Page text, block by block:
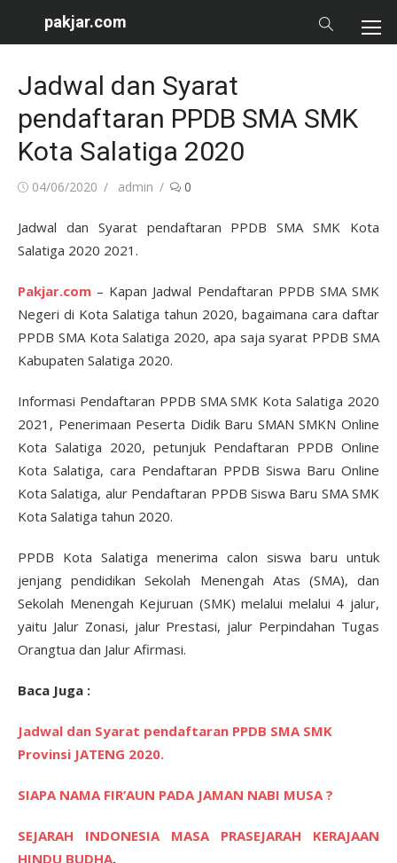
pakjar.com
Jadwal dan Syarat
pendaftaran PPDB SMA SMK
Kota Salatiga 2020
Posted
04/06/2020 Author
admin 0
Jadwal dan Syarat pendaftaran PPDB SMA SMK Kota
Salatiga 2020 2021.
Pakjar.com – Kapan Jadwal Pendaftaran PPDB SMA SMK
Negeri di Kota Salatiga tahun 2020, bagaimana cara daftar
PPDB SMA Kota Salatiga 2020, apa saja syarat PPDB SMA
Kabupaten Salatiga 2020.
Informasi Pendaftaran PPDB SMA SMK Kota Salatiga 2020
2021, Penerimaan Peserta Didik Baru SMAN SMKN Online
Kota Salatiga 2020, petunjuk Pendaftaran PPDB Online
Kota Salatiga, cara Pendaftaran PPDB Siswa Baru Online
Kota Salatiga, alur Pendaftaran PPDB Siswa Baru SMA SMK
Kota Salatiga tahun 2020.
PPDB Kota Salatiga menerima calon siswa baru untuk
jenjang pendidikan Sekolah Menengah Atas (SMA), dan
Sekolah Menengah Kejuruan (SMK) melalui melalui 4 jalur,
yaitu Jalur Zonasi, jalur Prestasi, jalur Perpindahan Tugas
Orangtua dan Jalur Afirmasi.
Baca Juga :
Jadwal dan Syarat pendaftaran PPDB SMA SMK
Provinsi JATENG 2020.
SIAPA NAMA FIR’AUN PADA JAMAN NABI MUSA ?
SEJARAH INDONESIA MASA PRASEJARAH KERAJAAN
HINDU BUDHA.